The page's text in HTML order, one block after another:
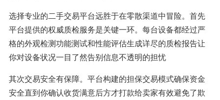
选择专业的二手交易平台远胜于在零散渠道中冒险。首先
平台提供的权威质检服务是关键一环。每台设备都经过严
格的外观检测功能测试和性能评估生成详尽的质检报告让
你对设备状况一目了然告别信息不透明的担忧
其次交易安全有保障。平台构建的担保交易模式确保资金
安全直到你确认收货满意后方才打款给卖家有效避免了欺